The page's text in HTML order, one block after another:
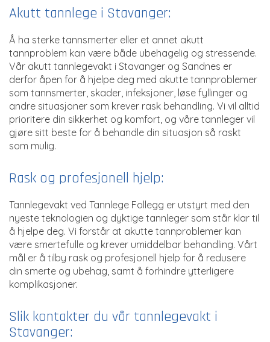
Akutt tannlege i Stavanger:
Å ha sterke tannsmerter eller et annet akutt
tannproblem kan være både ubehagelig og stressende.
Vår akutt tannlegevakt i Stavanger og Sandnes er
derfor åpen for å hjelpe deg med akutte tannproblemer
som tannsmerter, skader, infeksjoner, løse fyllinger og
andre situasjoner som krever rask behandling. Vi vil alltid
prioritere din sikkerhet og komfort, og våre tannleger vil
gjøre sitt beste for å behandle din situasjon så raskt
som mulig.
Rask og profesjonell hjelp:
Tannlegevakt ved Tannlege Follegg er utstyrt med den
nyeste teknologien og dyktige tannleger som står klar til
å hjelpe deg. Vi forstår at akutte tannproblemer kan
være smertefulle og krever umiddelbar behandling. Vårt
mål er å tilby rask og profesjonell hjelp for å redusere
din smerte og ubehag, samt å forhindre ytterligere
komplikasjoner.
Slik kontakter du vår tannlegevakt i
Stavanger: